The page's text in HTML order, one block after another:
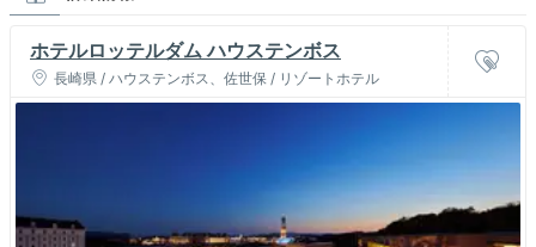
ホテルロッテルダム ハウステンボス
長崎県 / ハウステンボス、佐世保 / リゾートホテル